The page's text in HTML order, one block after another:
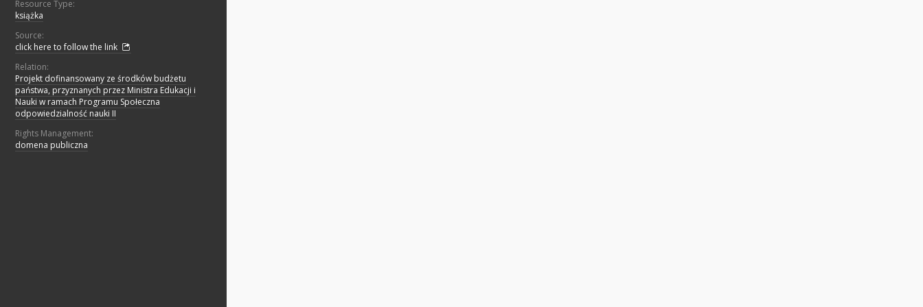
Resource Type:
książka
Source:
click here to follow the link
Relation:
Projekt dofinansowany ze środków budżetu
państwa, przyznanych przez Ministra Edukacji i
Nauki w ramach Programu Społeczna
odpowiedzialność nauki II
Rights Management:
domena publiczna